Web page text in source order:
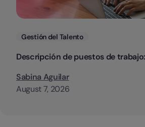
Categorias
Gestión del Talento
Descripción de puestos de
Sabina Aguilar
August 7, 2026